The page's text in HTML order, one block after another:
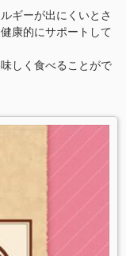
ギーが出にくいとさ
康的にサポートして
しく食べることがで